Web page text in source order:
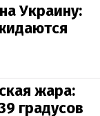
Украину:
жара:
градусов